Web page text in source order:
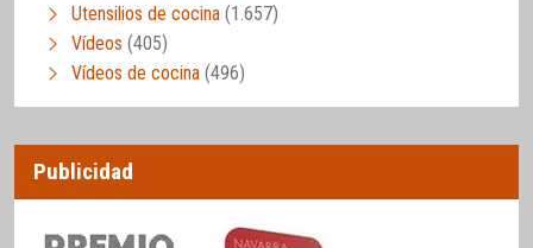
Utensilios de cocina (1.657)
Vídeos (405)
Vídeos de cocina (496)
Publicidad